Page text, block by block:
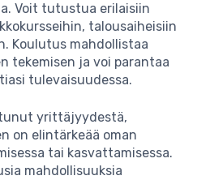
Voit tutustua erilaisiin
talousaiheisiin
Koulutus mahdollistaa
tekemisen ja voi parantaa
tulevaisuudessa.
yrittäjyydestä,
on elintärkeää oman
tai kasvattamisessa.
mahdollisuuksia